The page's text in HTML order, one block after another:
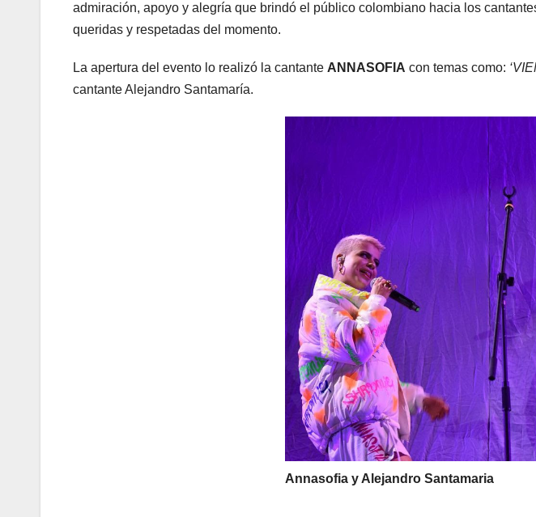
admiración, apoyo y alegría que brindó el público colombiano hacia los
queridas y respetadas del momento.
La apertura del evento lo realizó la cantante ANNASOFIA con temas como:
cantante Alejandro Santamaría.
Annasofia y Alejandro Santamaria